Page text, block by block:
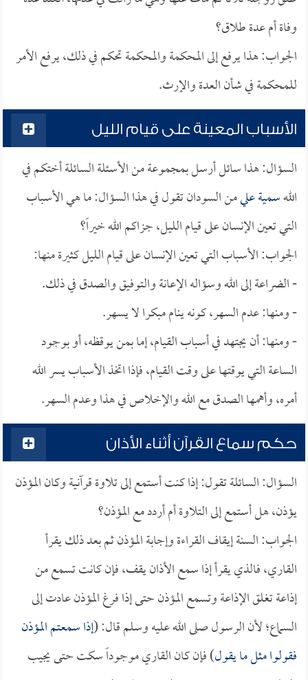
وفاة أم عدة طلاق؟
الجواب: هذا يرفع إلى المحكمة والمحكمة تحكم في ذلك، يرفع الأمر
للمحكمة في شأن العدة والإرث.
الأسباب المعينة على قيام الليل
السؤال: هذا سائل أرسل بمجموعة من الأسئلة السائلة أختكم في
اللهسمية عليمن السودان تقول في هذا السؤال: ما هي الأسباب
التي تعين الإنسان على قيام الليل، جزاكم الله خيراً؟
الجواب: الأسباب التي تعين الإنسان على قيام الليل كثيرة منها:
- الضراعة إلى الله وسؤاله الإعانة والتوفيق والصدق في ذلك.
- ومنها: عدم السهر، كونه ينام مبكرا لا يسهر.
- ومنها: أن يجتهد في أسباب القيام، إما بمن يوقظه، أو بوجود
الساعة التي يوقتها على وقت القيام، فإذا اتخذ الأسباب يسر الله
أمره، وأهمها الصدق مع الله والإخلاص في هذا وعدم السهر.
حكم سماع القرآن أثناء الأذان
السؤال: السائلة تقول: إذا كنت أستمع إلى تلاوة قرآنية وكان المؤذن
يؤذن، هل أستمع إلى التلاوة أم أردد مع المؤذن؟
الجواب: السنة إيقاف القراءة وإجابة المؤذن ثم بعد ذلك يقرأ
القاري، فالذي يقرأ إذا سمع الأذان يقف، فإن كانت تسمع من
إذاعة تغلق الإذاعة وتسمع المؤذن حتى إذا فرغ المؤذن عادت إلى
السماع؛ لأن الرسول صلى الله عليه وسلم قال: (إذا سمعتم المؤذن
فقولوا مثل ما يقول) فإن كان القاري موجوداً سكت حتى يجيب